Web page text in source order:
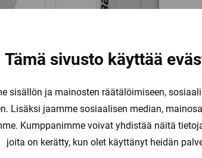
Tämä sivusto käyttää
sisällön ja mainosten räätälöimiseen,
Lisäksi jaamme sosiaalisen median,
Kumppanimme voivat yhdistää näitä
joita on kerätty, kun olet käyttänyt heidän
G7
€
Bauer
BAUER SUPREME FUSE
MAALIVAHDIN KILPI
549,00